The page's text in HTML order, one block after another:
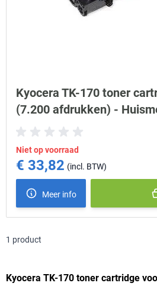
Kyocera TK-170 toner
(7.200 afdrukken) -
Niet op voorraad
€ 33,82
Meer info
1 product
Kyocera TK-170 toner cartridge